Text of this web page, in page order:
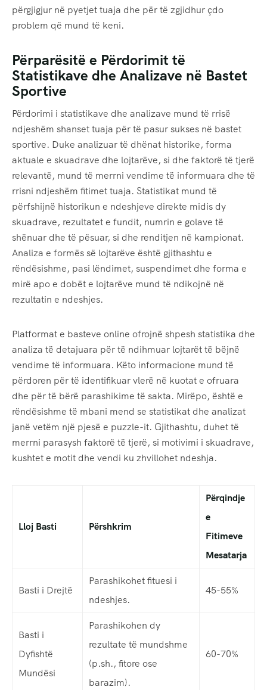
përgjigjur në pyetjet tuaja dhe për të zgjidhur çdo
problem që mund të keni.
Përparësitë e Përdorimit të
Statistikave dhe Analizave në Bastet
Sportive
Përdorimi i statistikave dhe analizave mund të rrisë
ndjeshëm shanset tuaja për të pasur sukses në bastet
sportive. Duke analizuar të dhënat historike, forma
aktuale e skuadrave dhe lojtarëve, si dhe faktorë të tjerë
relevantë, mund të merrni vendime të informuara dhe të
rrisni ndjeshëm fitimet tuaja. Statistikat mund të
përfshijnë historikun e ndeshjeve direkte midis dy
skuadrave, rezultatet e fundit, numrin e golave të
shënuar dhe të pësuar, si dhe renditjen në kampionat.
Analiza e formës së lojtarëve është gjithashtu e
rëndësishme, pasi lëndimet, suspendimet dhe forma e
mirë apo e dobët e lojtarëve mund të ndikojnë në
rezultatin e ndeshjes.
Platformat e basteve online ofrojnë shpesh statistika dhe
analiza të detajuara për të ndihmuar lojtarët të bëjnë
vendime të informuara. Këto informacione mund të
përdoren për të identifikuar vlerë në kuotat e ofruara
dhe për të bërë parashikime të sakta. Mirëpo, është e
rëndësishme të mbani mend se statistikat dhe analizat
janë vetëm një pjesë e puzzle-it. Gjithashtu, duhet të
merrni parasysh faktorë të tjerë, si motivimi i skuadrave,
kushtet e motit dhe vendi ku zhvillohet ndeshja.
Lloj Basti Përshkrim
Përqindje
e
Fitimeve
Mesatarja
Basti i Drejtë
Parashikohet fituesi i
ndeshjes.
45-55%
Basti i
Dyfishtë
Mundësi
Parashikohen dy
rezultate të mundshme
(p.sh., fitore ose
barazim).
60-70%